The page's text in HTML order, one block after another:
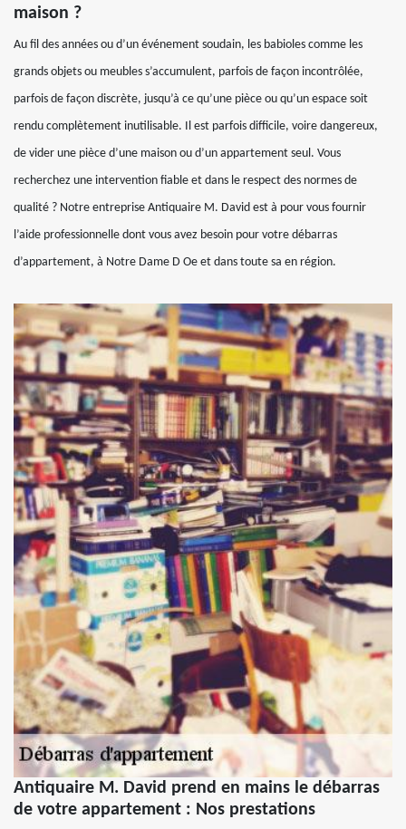
maison ?
Au fil des années ou d’un événement soudain, les babioles comme les
grands objets ou meubles s’accumulent, parfois de façon incontrôlée,
parfois de façon discrète, jusqu’à ce qu’une pièce ou qu’un espace soit
rendu complètement inutilisable. Il est parfois difficile, voire dangereux,
de vider une pièce d’une maison ou d’un appartement seul. Vous
recherchez une intervention fiable et dans le respect des normes de
qualité ? Notre entreprise Antiquaire M. David est à pour vous fournir
l’aide professionnelle dont vous avez besoin pour votre débarras
d’appartement, à Notre Dame D Oe et dans toute sa en région.
Antiquaire M. David prend en mains le débarras
de votre appartement : Nos prestations